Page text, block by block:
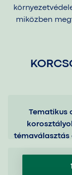
miközben
Tematikus
témaválasztás